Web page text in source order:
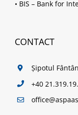
• BIS – Bank for
CONTACT
Șipotul
+40